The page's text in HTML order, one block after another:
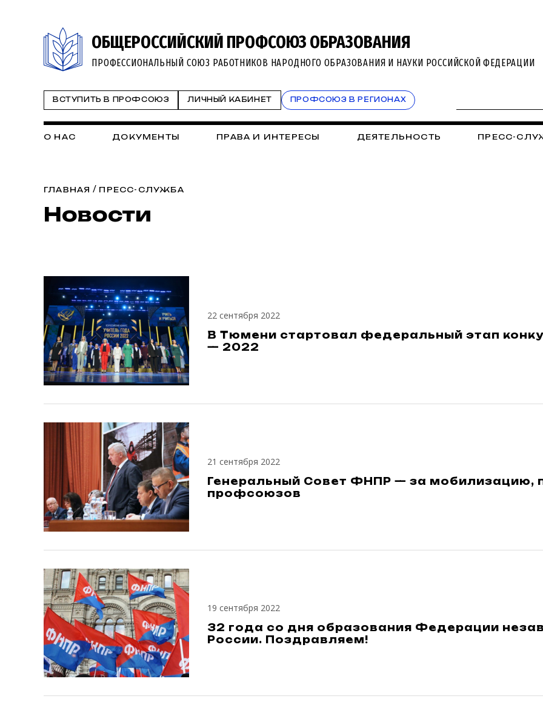
ОБЩЕРОССИЙСКИЙ ПРОФСОЮЗ ОБРАЗОВАНИЯ
ПРОФЕССИОНАЛЬНЫЙ СОЮЗ РАБОТНИКОВ НАРОДНОГО ОБРАЗОВАНИЯ И НАУКИ РОССИЙСКОЙ ФЕДЕРАЦИИ
ВСТУПИТЬ В ПРОФСОЮЗ ЛИЧНЫЙ КАБИНЕТ ПРОФСОЮЗ В РЕГИОНАХ
О НАС ДОКУМЕНТЫ ПРАВА И ИНТЕРЕСЫ ДЕЯТЕЛЬНОСТЬ ПРЕСС-
ГЛАВНАЯ / ПРЕСС-СЛУЖБА
Новости
22 сентября 2022
В Тюмени стартовал федеральный этап
— 2022
21 сентября 2022
Генеральный Совет ФНПР — за мобилизацию,
профсоюзов
19 сентября 2022
32 года со дня образования Федерации
России. Поздравляем!